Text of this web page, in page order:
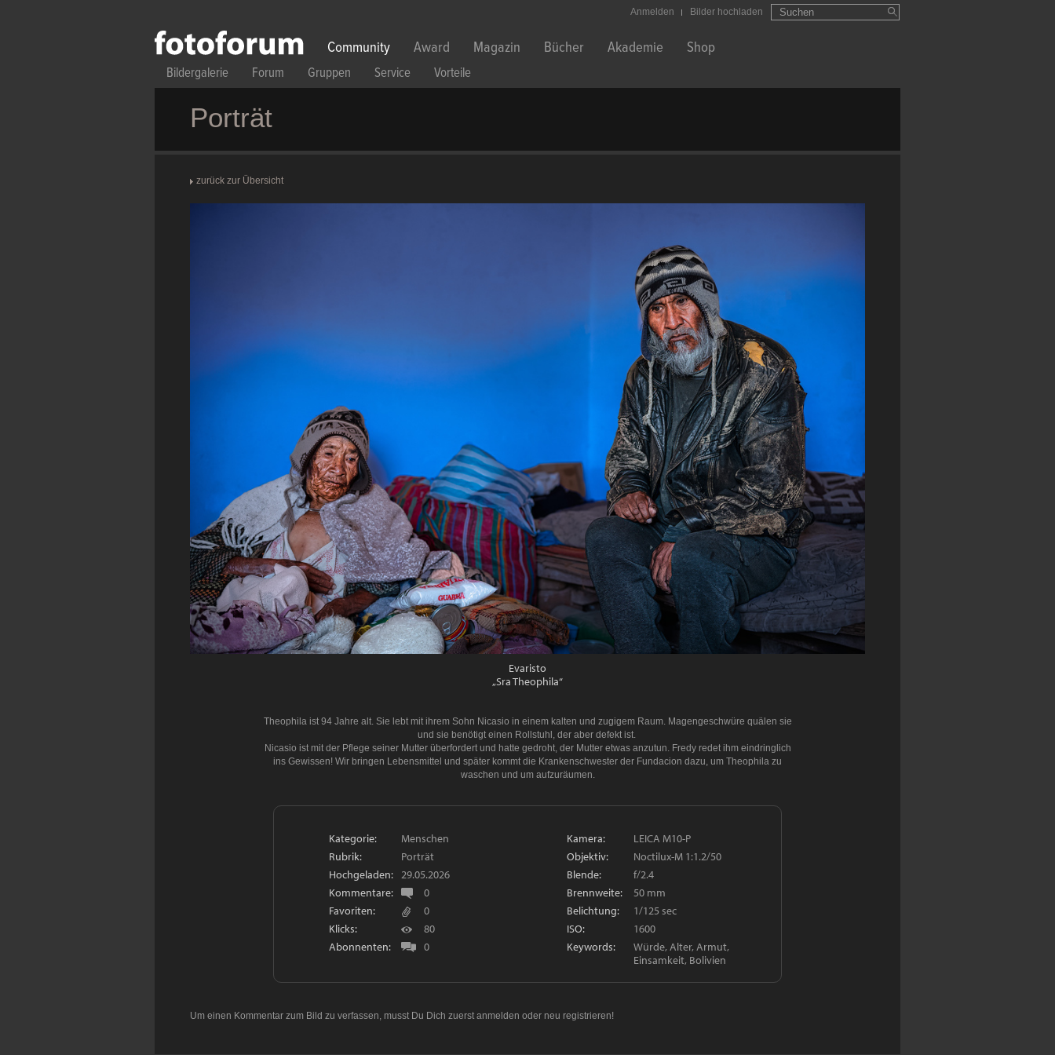
Suchformular
Suchen
Bilder hochladen
Anmelden
Community Award Magazin Bücher Akademie Shop
Bildergalerie Forum Gruppen Service Vorteile
Porträt
zurück zur Übersicht
Evaristo
„Sra Theophila“
Theophila ist 94 Jahre alt. Sie lebt mit ihrem Sohn Nicasio in einem kalten und zugigem Raum. Magengeschwüre quälen sie
und sie benötigt einen Rollstuhl, der aber defekt ist.
Nicasio ist mit der Pflege seiner Mutter überfordert und hatte gedroht, der Mutter etwas anzutun. Fredy redet ihm eindringlich
ins Gewissen! Wir bringen Lebensmittel und später kommt die Krankenschwester der Fundacion dazu, um Theophila zu
waschen und um aufzuräumen.
Kategorie:
Menschen
Rubrik:
Porträt
Hochgeladen: 29.05.2026
Kommentare:
0
Favoriten:
0
Klicks:
80
Abonnenten:
0
Kamera:
LEICA M10-P
Objektiv:
Noctilux-M 1:1.2/50
Blende:
f/2.4
Brennweite:
50 mm
Belichtung:
1/125 sec
ISO:
1600
Keywords:
Würde, Alter, Armut,
Einsamkeit, Bolivien
Um einen Kommentar zum Bild zu verfassen, musst Du Dich zuerst anmelden oder neu registrieren!